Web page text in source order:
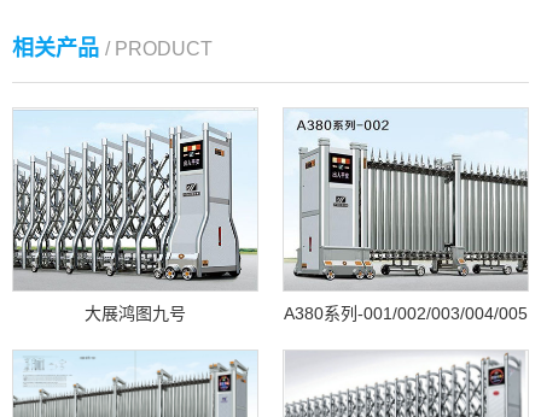
相关产品 / PRODUCT
大展鸿图九号 A380系列-001/002/003/004/005